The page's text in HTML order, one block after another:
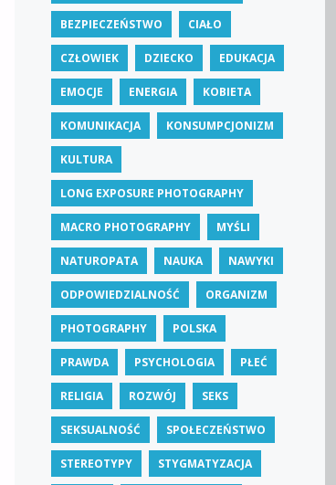
BEZPIECZEŃSTWO CIAŁO
CZŁOWIEK DZIECKO EDUKACJA
EMOCJE ENERGIA KOBIETA
KOMUNIKACJA KONSUMPCJONIZM
KULTURA
LONG EXPOSURE PHOTOGRAPHY
MACRO PHOTOGRAPHY MYŚLI
NATUROPATA NAUKA NAWYKI
ODPOWIEDZIALNOŚĆ ORGANIZM
PHOTOGRAPHY POLSKA
PRAWDA PSYCHOLOGIA PŁEĆ
RELIGIA ROZWÓJ SEKS
SEKSUALNOŚĆ SPOŁECZEŃSTWO
STEREOTYPY STYGMATYZACJA